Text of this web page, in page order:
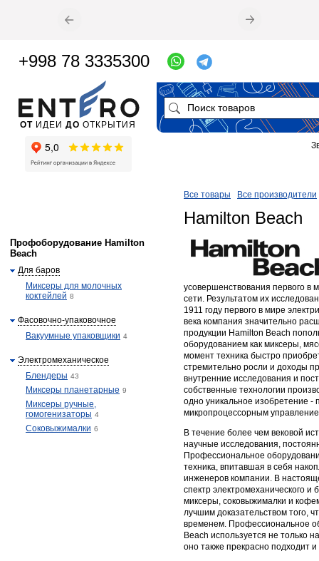
Все товары Все производители
Hamilton Beach
усовершенствования первого в
сети. Результатом их
1911 году первого в мире
века компания значительно
продукции Hamilton Beach
оборудованием как миксеры,
момент техника быстро
стремительно росли и доходы
внутренние исследования и
собственные технологии
одно уникальное изобретение -
микропроцессорным
В течение более чем вековой
научные исследования,
Профессиональное
техника, впитавшая в себя
инженеров компании. В
спектр электромеханического
миксеры, соковыжималки и
лучшим доказательством того,
временем. Профессиональное
Beach используется не только
оно также прекрасно подходит
Профоборудование Hamilton
Beach
Для баров
Миксеры для молочных
коктейлей 8
Фасовочно-упаковочное
Вакуумные упаковщики 4
Электромеханическое
Блендеры 43
Миксеры планетарные 9
Миксеры ручные,
гомогенизаторы 4
Соковыжималки 6
ОТ ИДЕИ ДО ОТКРЫТИЯ
+998 78 3335300